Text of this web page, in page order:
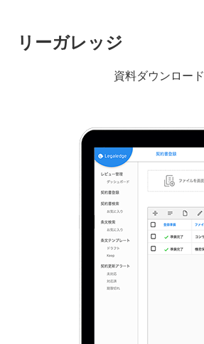
リーガレッジ
資料ダウンロード